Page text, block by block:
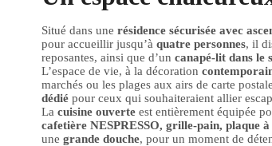
Situé dans une résidence sécurisée avec
pour accueillir jusqu’à quatre personnes, il
reposantes, ainsi que d’un canapé-lit dans le
L’espace de vie, à la décoration
marchés ou les plages aux airs de carte
dédié pour ceux qui souhaiteraient allier
La cuisine ouverte est entièrement équipée
cafetière NESPRESSO, grille-pain, plaque
une grande douche, pour un moment de